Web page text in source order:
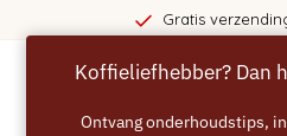
Gratis
Koffieliefhebber? Dan
Ontvang onderhoudstips,